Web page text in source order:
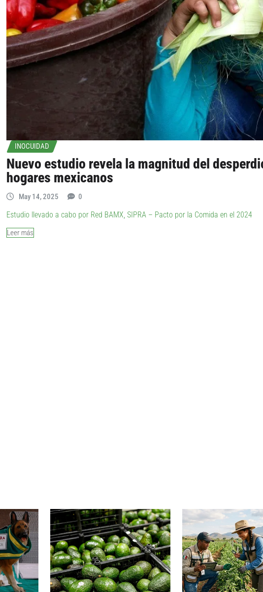
INOCUIDAD
Nuevo estudio revela la magnitud del
hogares mexicanos
May 14, 2025 0
Estudio llevado a cabo por Red BAMX, SIPRA – Pacto por la Comida en el 2024
Leer más